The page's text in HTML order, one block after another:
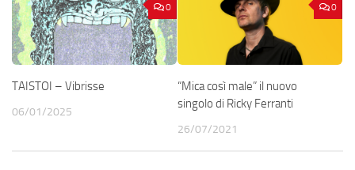
0
TAISTOI – Vibrisse
06/01/2025
0
“Mica così male” il nuovo
singolo di Ricky Ferranti
26/07/2021